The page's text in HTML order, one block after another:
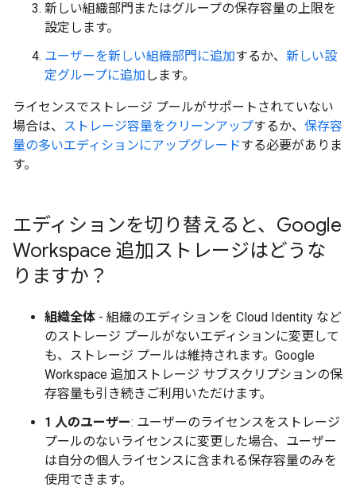
新しい組織部門またはグループの保存容量の上限を
設定します。
ユーザーを新しい組織部門に追加するか、 新しい設
定グループに追加 します。
ライセンスでストレージ プールがサポートされていない
場合は、 ストレージ容量をクリーンアップするか、 保存容
量の多いエディションにアップグレードする必要がありま
す。
エディションを切り替えると、Google
Workspace 追加ストレージはどうな
りますか？
組織全体 - 組織のエディションを Cloud Identity など
のストレージ プールがないエディションに変更して
も、ストレージ プールは維持されます。Google
Workspace 追加ストレージ サブスクリプションの保
存容量も引き続きご利用いただけます。
1 人のユーザー: ユーザーのライセンスをストレージ
プールのないライセンスに変更した場合、ユーザー
は自分の個人ライセンスに含まれる保存容量のみを
使用できます。